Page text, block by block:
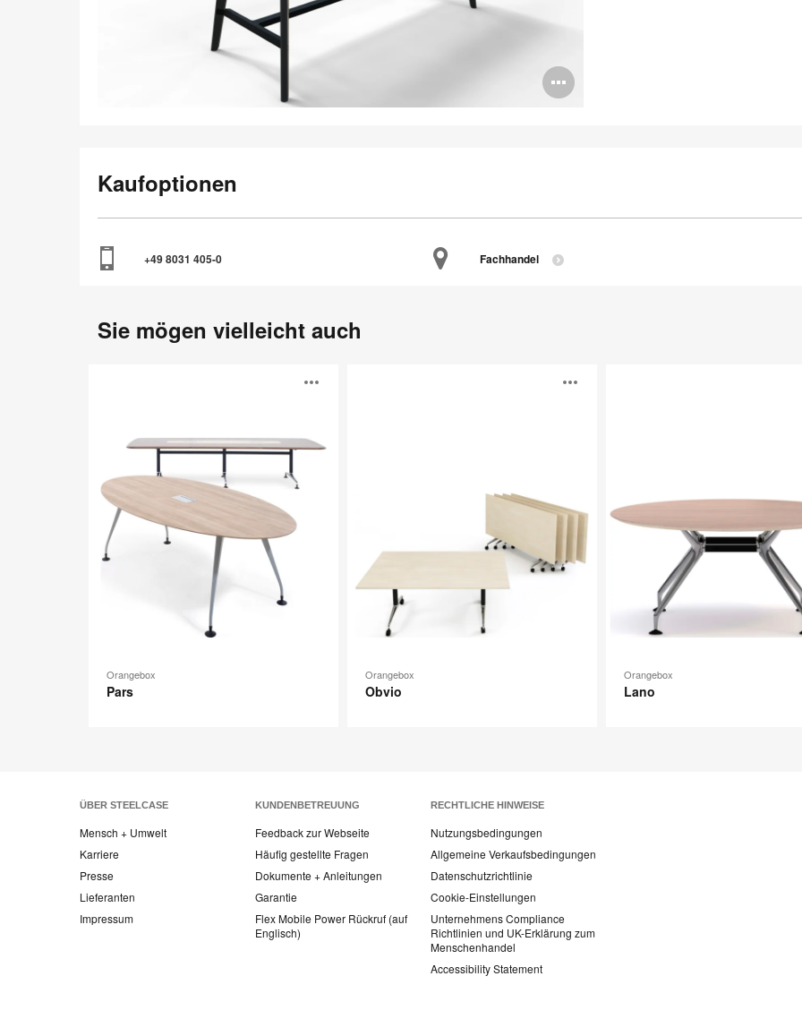
Bildbeschreibung
Kaufoptionen
+49 8031 405-0 Fachhandel
Sie mögen vielleicht auch
Bildbeschreibung
öffnen
Orangebox
Pars
Orangebox
Obvio
Orangebox
Lano
ÜBER STEELCASE
Mensch + Umwelt
Karriere
Presse
Lieferanten
Impressum
KUNDENBETREUUNG
Feedback zur Webseite
Häufig gestellte Fragen
Dokumente + Anleitungen
Garantie
Flex Mobile Power Rückruf (auf
Englisch)
RECHTLICHE HINWEISE
Nutzungsbedingungen
Allgemeine Verkaufsbedingungen
Datenschutzrichtlinie
Cookie-Einstellungen
Unternehmens Compliance
Richtlinien und UK-Erklärung zum
Menschenhandel
Accessibility Statement